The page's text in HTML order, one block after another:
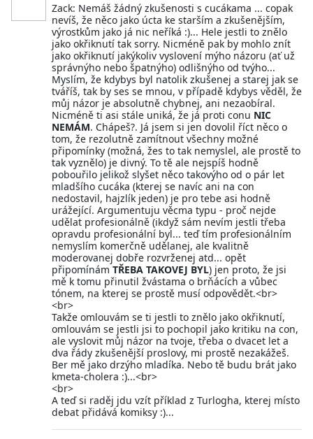
Zack: Nemáš žádný zkušenosti s cucákama ... copak
nevíš, že něco jako úcta ke starším a zkušenějším,
výrostkům jako já nic neříká :)... Hele jestli to znělo
jako okřiknutí tak sorry. Nicméně pak by mohlo znít
jako okřiknutí jakýkoliv vyslovení mýho názoru (ať už
správnýho nebo špatnýho) odlišnýho od tvýho...
Myslím, že kdybys byl natolik zkušenej a starej jak se
tváříš, tak by ses se mnou, v případě kdybys věděl, že
můj názor je absolutně chybnej, ani nezaobíral.
Nicméně ti asi stále uniká, že já proti conu NIC
NEMÁM. Chápeš?. Já jsem si jen dovolil říct něco o
tom, že rezolutně zamítnout všechny možné
připomínky (možná, žes to tak nemyslel, ale prostě to
tak vyznělo) je divný. To tě ale nejspíš hodně
pobouřilo jelikož slyšet něco takovýho od o pár let
mladšího cucáka (kterej se navíc ani na con
nedostavil, hajzlík jeden) je pro tebe asi hodně
urážející. Argumentuju věcma typu - proč nejde
udělat profesionálně (ikdyž sám nevím jestli třeba
opravdu profesionální byl... teď tím profesionálním
nemyslím komerčně udělanej, ale kvalitně
moderovanej dobře rozvrženej atd... opět
připomínám TŘEBA TAKOVEJ BYL) jen proto, že jsi
mě k tomu přinutil žvástama o brňácích a vůbec
tónem, na kterej se prostě musí odpovědět.<br>
<br>
Takže omlouvám se ti jestli to znělo jako okřiknutí,
omlouvám se jestli jsi to pochopil jako kritiku na con,
ale vyslovit můj názor na tvoje, třeba o dvacet let a
dva řády zkušenější proslovy, mi prostě nezakážeš.
Ber mě jako drzýho mladíka. Nebo tě budu brát jako
kmeta-cholera :)...<br>
<br>
A teď si raděj jdu vzít příklad z Turlogha, kterej místo
debat přidává komiksy :)...